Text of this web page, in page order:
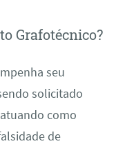
Grafotécnico?
seu
solicitado
como
de